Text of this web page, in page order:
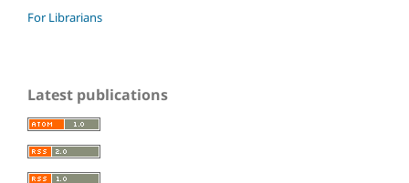
For Librarians
Latest publications